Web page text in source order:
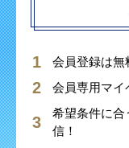
会員登録は無
会員専用マイ
希望条件に合
信！